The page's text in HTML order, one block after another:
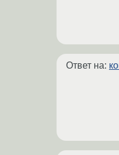
Ответ на: